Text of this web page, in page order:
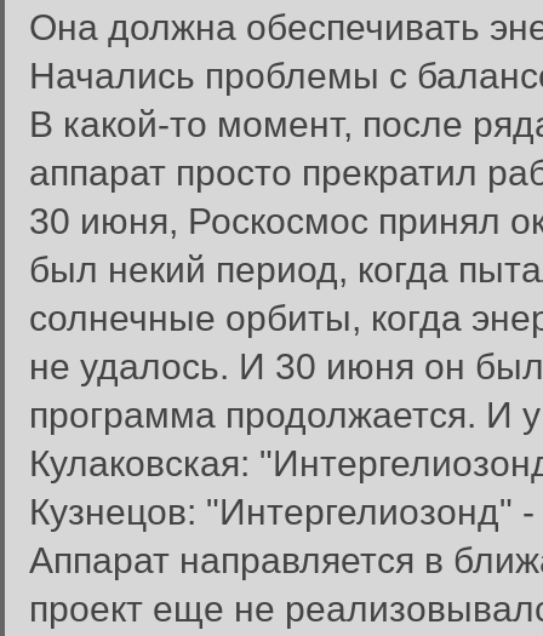
Она должна обеспечивать
Начались проблемы с
В какой-то момент, после
аппарат просто прекратил
30 июня, Роскосмос принял
был некий период, когда
солнечные орбиты, когда
не удалось. И 30 июня он
программа продолжается. И
Кулаковская:
Кузнецов: "Интергелиозонд"
Аппарат направляется в
проект еще не